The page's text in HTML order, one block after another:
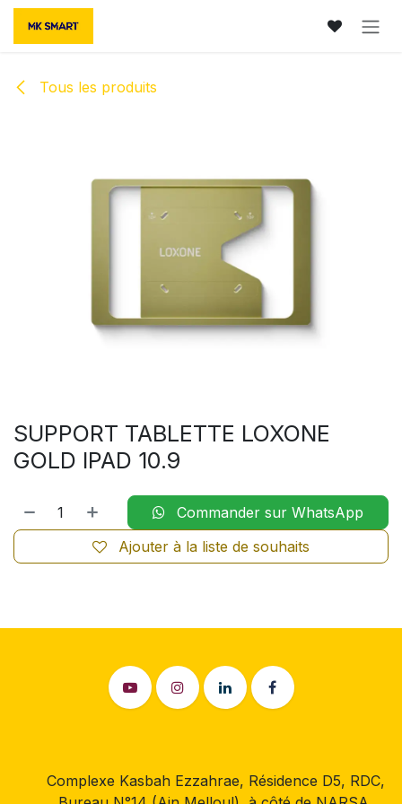
Se rendre au contenu
Tous les produits
SUPPORT TABLETTE LOXONE
GOLD IPAD 10.9
Commander sur WhatsApp
Ajouter à la liste de souhaits
Complexe Kasbah Ezzahrae, Résidence D5, RDC,